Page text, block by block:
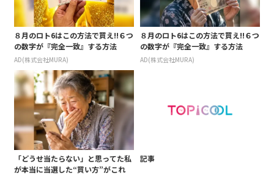
８月のロト6はこの方法で買え!!６つ
の数字が『完全一致』する方法
AD(株式会社MURA)
８月のロト6はこの方法で買え!!６つ
の数字が『完全一致』する方法
AD(株式会社MURA)
「どうせ当たらない」と思ってた私
が本当に当選した“買い方”がこれ
記事